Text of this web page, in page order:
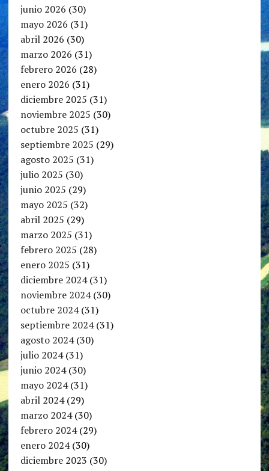
junio 2026 (30)
mayo 2026 (31)
abril 2026 (30)
marzo 2026 (31)
febrero 2026 (28)
enero 2026 (31)
diciembre 2025 (31)
noviembre 2025 (30)
octubre 2025 (31)
septiembre 2025 (29)
agosto 2025 (31)
julio 2025 (30)
junio 2025 (29)
mayo 2025 (32)
abril 2025 (29)
marzo 2025 (31)
febrero 2025 (28)
enero 2025 (31)
diciembre 2024(31)
noviembre 2024(30)
octubre 2024(31)
septiembre 2024(31)
agosto 2024(30)
julio 2024(31)
junio 2024(30)
mayo 2024(31)
abril 2024(29)
marzo 2024(30)
febrero 2024(29)
enero 2024(30)
diciembre 2023 (30)